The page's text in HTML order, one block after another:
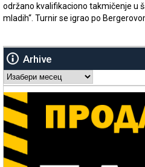
održano kvalifikaciono takmičenje u
mladih“. Turnir se igrao po
Arhive
Arhive